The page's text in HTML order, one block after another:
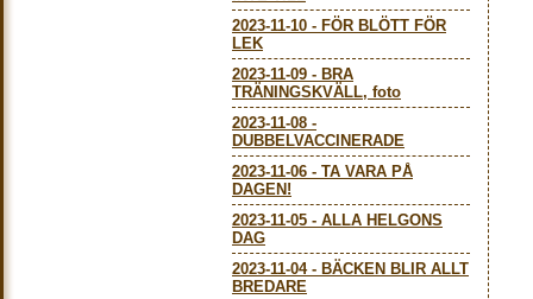
2023-11-10 - FÖR BLÖTT FÖR
LEK
2023-11-09 - BRA
TRÄNINGSKVÄLL, foto
2023-11-08 -
DUBBELVACCINERADE
2023-11-06 - TA VARA PÅ
DAGEN!
2023-11-05 - ALLA HELGONS
DAG
2023-11-04- BÄCKEN BLIR ALLT
BREDARE